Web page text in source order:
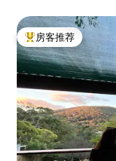
热门「房客推荐」
房客推荐